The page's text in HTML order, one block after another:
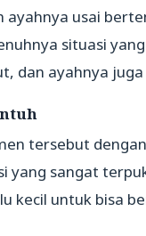
ayahnya usai
situasi
dan ayahnya
tersebut
yang sangat
kecil untuk bisa